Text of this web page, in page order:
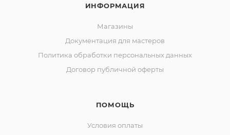
ИНФОРМАЦИЯ
Магазины
Документация для мастеров
Политика обработки персональных данных
Договор публичной оферты
ПОМОЩЬ
Условия оплаты